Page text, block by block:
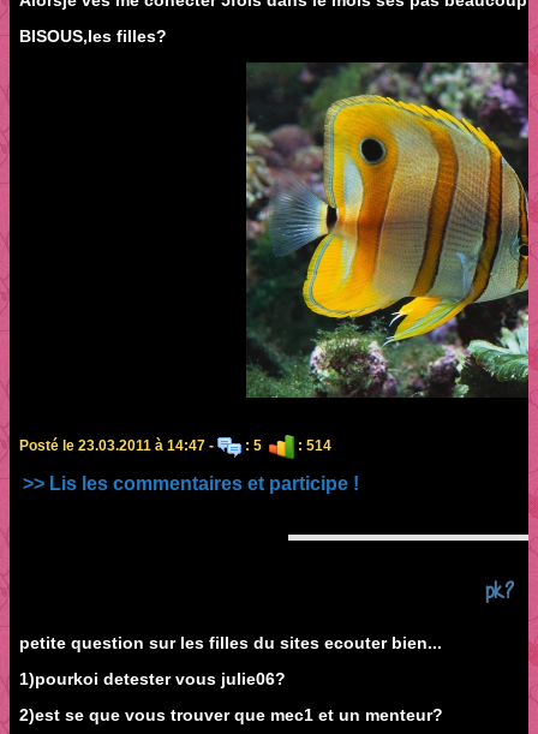
BISOUS,les filles?
Posté le 23.03.2011 à 14:47 - : 5 : 514
>> Lis les commentaires et participe !
pk?
petite question sur les filles du sites ecouter bien...
1)pourkoi detester vous julie06?
2)est se que vous trouver que mec1 et un menteur?